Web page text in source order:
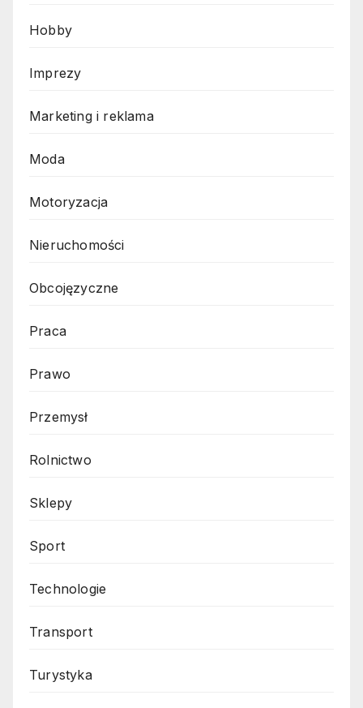
Hobby
Imprezy
Marketing i reklama
Moda
Motoryzacja
Nieruchomości
Obcojęzyczne
Praca
Prawo
Przemysł
Rolnictwo
Sklepy
Sport
Technologie
Transport
Turystyka